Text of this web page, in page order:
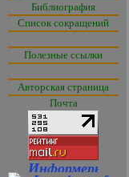
Библиография
Список сокращений
Полезные ссылки
Авторская страница
Почта